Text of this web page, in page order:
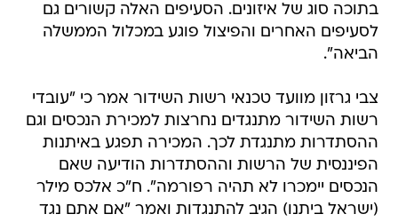
בתוכה סוג של איזונים. הסעיפים האלה קשורים גם
לסעיפים האחרים והפיצול פוגע במכלול הממשלה
הביאה".
צבי גרזון מוועד טכנאי רשות השידור אמר כי "עובדי
רשות השידור מתנגדים נחרצות למכירת הנכסים וגם
ההסתדרות מתנגדת לכך. המכירה תפגע באיתנות
הפיננסית של הרשות וההסתדרות הודיעה שאם
הנכסים יימכרו לא תהיה רפורמה". ח"כ אלכס מילר
(ישראל ביתנו) הגיב להתנגדות ואמר "אם אתם נגד